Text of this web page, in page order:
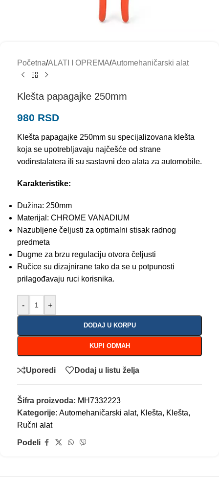
Početna/ALATI I OPREMA/Automehaničarski alat
Klešta papagajke 250mm
980 RSD
Klešta papagajke 250mm su specijalizovana klešta
koja se upotrebljavaju najčešće od strane
vodinstalatera ili su sastavni deo alata za automobile.
Karakteristike:
Dužina: 250mm
Materijal: CHROME VANADIUM
Nazubljene čeljusti za optimalni stisak radnog
predmeta
Dugme za brzu regulaciju otvora čeljusti
Ručice su dizajnirane tako da se u potpunosti
prilagođavaju ruci korisnika.
- +
DODAJ U KORPU
KUPI ODMAH
Uporedi Dodaj u listu želja
Šifra proizvoda: MH7332223
Kategorije: Automehaničarski alat, Klešta, Klešta,
Ručni alat
Podeli